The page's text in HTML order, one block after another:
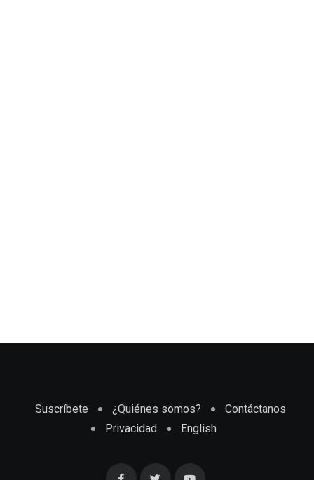
Suscríbete ¿Quiénes somos?
Contáctanos
Privacidad
English